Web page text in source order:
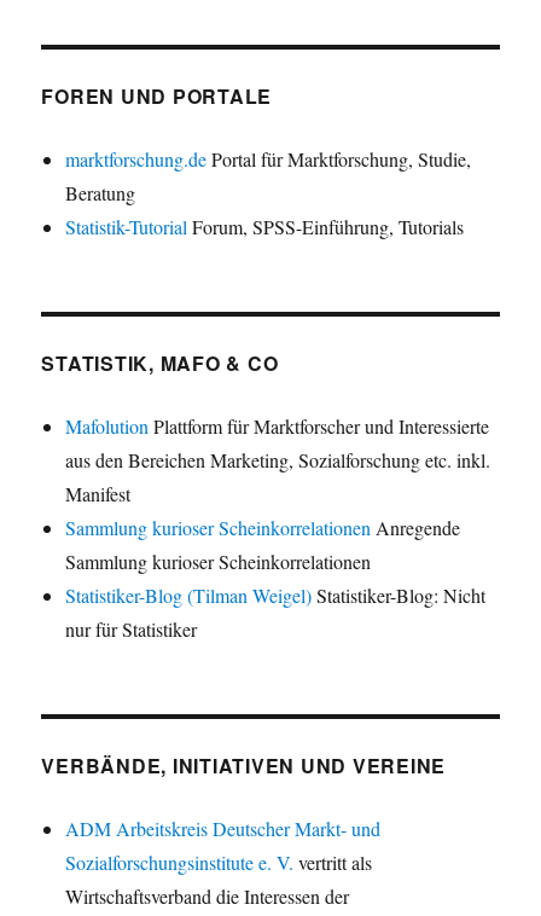
FOREN UND PORTALE
marktforschung.dePortal für Marktforschung, Studie,
Beratung
Statistik-Tutorial Forum, SPSS-Einführung, Tutorials
STATISTIK, MAFO & CO
Mafolution Plattform für Marktforscher und Interessierte
aus den Bereichen Marketing, Sozialforschung etc. inkl.
Manifest
Sammlung kurioser Scheinkorrelationen Anregende
Sammlung kurioser Scheinkorrelationen
Statistiker-Blog (Tilman Weigel)Statistiker-Blog: Nicht
nur für Statistiker
VERBÄNDE, INITIATIVEN UND VEREINE
ADM Arbeitskreis Deutscher Markt- und
Sozialforschungsinstitute e. V. vertritt als
Wirtschaftsverband die Interessen der